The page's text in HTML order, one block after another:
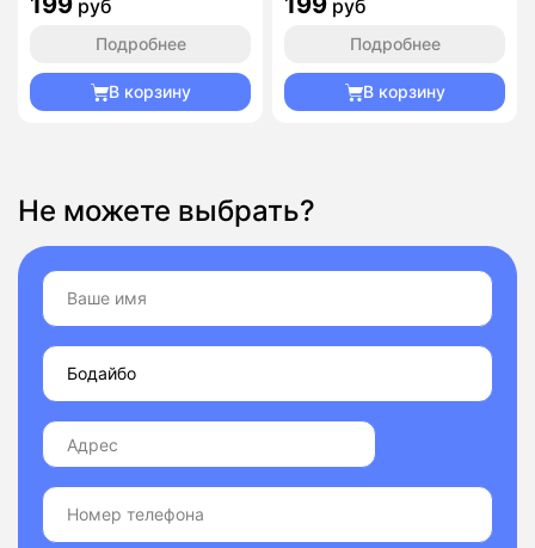
руб
Подробнее
В корзину
руб
Подробнее
В корзину
Не можете выбрать?